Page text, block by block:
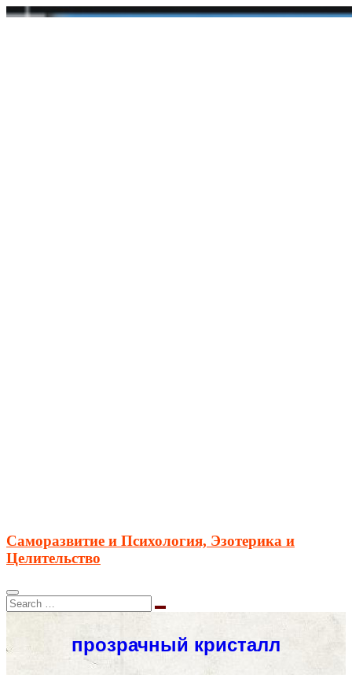
Саморазвитие и Психология, Эзотерика и
Целительство